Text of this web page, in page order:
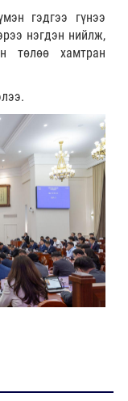
гэдгээ гүнээ
нэгдэн нийлж,
төлөө хамтран